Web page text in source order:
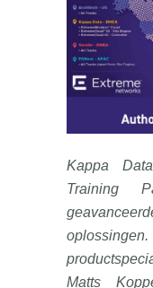
Kappa
Training
Matts